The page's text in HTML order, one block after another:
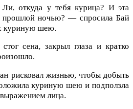
откуда у тебя курица? И эта
ночью? — спросила Бай
куриную шею.
сена, закрыл глаза и кратко
рисковал жизнью, чтобы добыть
куриную шею и подползла
лица.